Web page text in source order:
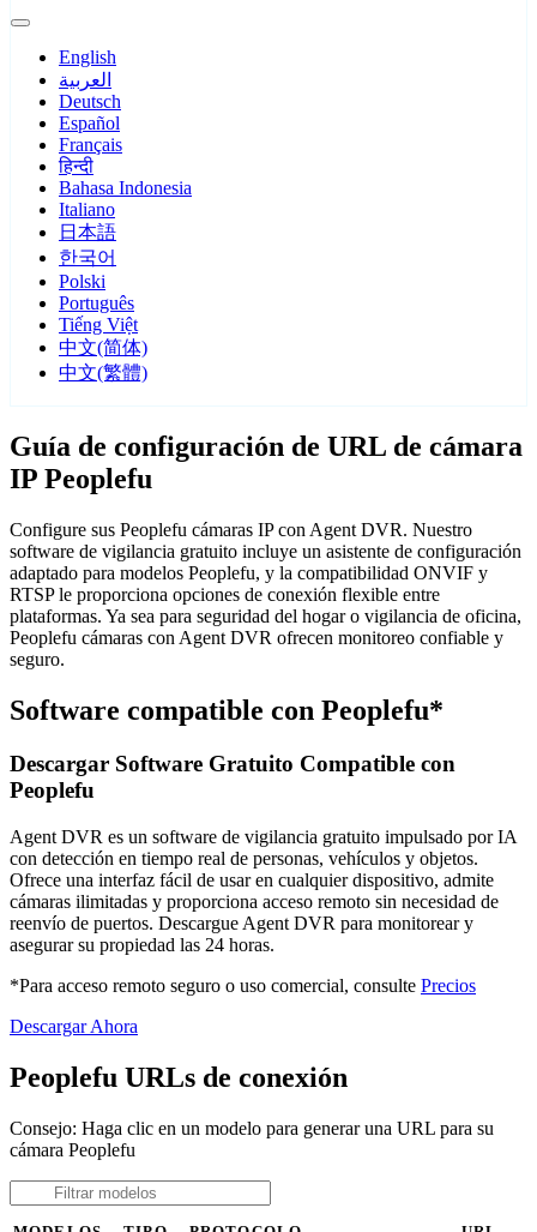
English
العربية
Deutsch
Español
Français
हिन्दी
Bahasa Indonesia
Italiano
日本語
한국어
Polski
Português
Tiếng Việt
中文(简体)
中文(繁體)
Guía de configuración de URL de cámara
IP Peoplefu
Configure sus Peoplefu cámaras IP con Agent DVR. Nuestro
software de vigilancia gratuito incluye un asistente de configuración
adaptado para modelos Peoplefu, y la compatibilidad ONVIF y
RTSP le proporciona opciones de conexión flexible entre
plataformas. Ya sea para seguridad del hogar o vigilancia de oficina,
Peoplefu cámaras con Agent DVR ofrecen monitoreo confiable y
seguro.
Software compatible con Peoplefu*
Descargar Software Gratuito Compatible con
Peoplefu
Agent DVR es un software de vigilancia gratuito impulsado por IA
con detección en tiempo real de personas, vehículos y objetos.
Ofrece una interfaz fácil de usar en cualquier dispositivo, admite
cámaras ilimitadas y proporciona acceso remoto sin necesidad de
reenvío de puertos. Descargue Agent DVR para monitorear y
asegurar su propiedad las 24 horas.
*Para acceso remoto seguro o uso comercial, consulte Precios
Descargar Ahora
Peoplefu URLs de conexión
Consejo: Haga clic en un modelo para generar una URL para su
cámara Peoplefu